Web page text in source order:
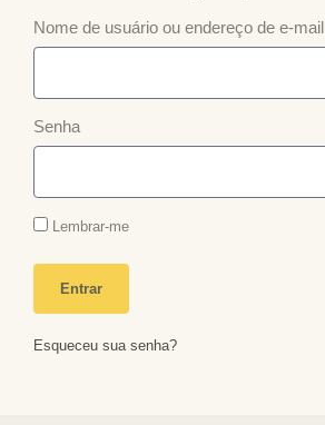
Nome de usuário ou endereço de e-mail
Senha
Lembrar-me
Entrar
Esqueceu sua senha?